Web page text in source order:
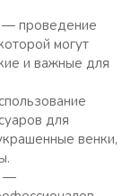
— проведение
могут
и важные для
для
венки,
—